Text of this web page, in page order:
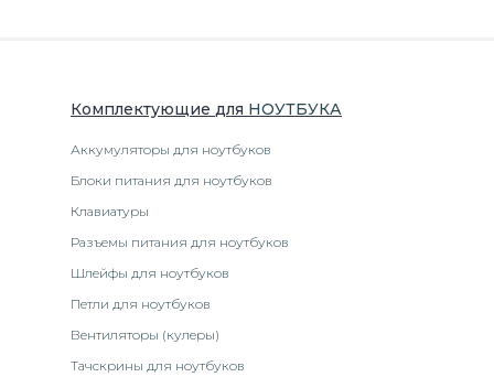
Комплектующие для НОУТБУКА
Аккумуляторы для ноутбуков
Блоки питания для ноутбуков
Клавиатуры
Разъемы питания для ноутбуков
Шлейфы для ноутбуков
Петли для ноутбуков
Вентиляторы (кулеры)
Тачскрины для ноутбуков